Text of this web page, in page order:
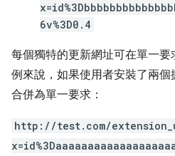
6v%3D0.4
每個獨特的更新網址可在單一
例來說，如果使用者安裝了兩
合併為單一要求：
http://test.com/